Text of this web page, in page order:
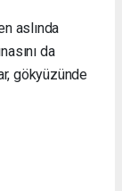
aslında
da
gökyüzünde